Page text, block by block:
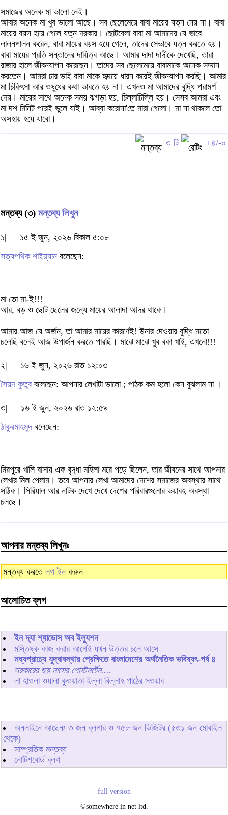
সমাজের অনেক মা ভালো নেই।
আবার অনেক মা খুব ভালো আছে। সব ছেলেমেয়ে বাবা মায়ের যত্ন নেয় না। বাবা
মায়ের বয়স হয়ে গেলে যত্ন দরকার। ছোটবেলা বাবা মা আমাদের যে ভাবে
লালনপালন করেন, বাবা মায়ের বয়স হয়ে গেলে, তাদের সেভাবে যত্ন করতে হয়।
বাবা মায়ের প্রতি সন্তানের দায়িত্ব আছে। আমার দাদা দাদীকে দেখেছি, তারা
রাজার হালে জীবনযাপন করেছেন। তাদের সব ছেলেমেয়ে বাবামাকে অনেক সম্মান
করতেন। আমরা চার ভাই বাবা মাকে হৃদয়ে ধারন করেই জীবনযাপন করছি। আমার
মা চিকিৎসা আর ওষুধের কথা ভাবতে হয় না। এখনও মা আমাদের বুদ্ধি পরামর্শ
দেয়। মায়ের সাথে অনেক সময় ঝগড়া হয়, চিল্লাচিল্লি হয়। সেসব আমরা এবং
মা দশ মিনিট পরেই ভুলে যাই। আব্বা করোনা'তে মারা গেলো। মা না থাকলে তো
অসহায় হয়ে যাবো।
৩ টি +৪/-০
মন্তব্য (৩) মন্তব্য লিখুন
১|
১৫ ই জুন, ২০২৬ বিকাল ৫:০৮
সত্যপথিক শাইয়্যান বলেছেন:
মা তো মা-ই!!!
আর, বড় ও ছোট ছেলের জন্যে মায়ের আলাদা আদর থাকে।
আমার আজ যে অর্জন, তা আমার মায়ের কারণেই! উনার দেওয়ার বুদ্ধি মতো
চলেছি বলেই আজ উপার্জন করতে পারছি। মাঝে মাঝে খুব বকা খাই, এখনো!!!
২|
১৬ ই জুন, ২০২৬ রাত ১২:০৩
সৈয়দ কুতুব বলেছেন: আপনার লেখাটা ভালো ; পাঠক কম হলো কেন বুঝলাম না ।
৩|
১৬ ই জুন, ২০২৬ রাত ১২:৫৯
ঠাকুরমাহমুদ বলেছেন:
মিরপুরে খালি বাসায় এক বৃদ্ধা মহিলা মরে পড়ে ছিলেন, তার জীবনের সাথে আপনার
লেখার মিল পেলাম। তবে আপনার লেখা আমাদের দেশের সমাজের অবস্থার সাথে
সঠিক। সিরিয়াল আর নাটক দেখে দেখে দেশের পরিবারগুলোর ভয়াবহ অবস্থা
চলছে।
আপনার মন্তব্য লিখুনঃ
মন্তব্য করতে লগ ইন করুন
আলোচিত ব্লগ
ইন দ্যা শ্যাডোস অব ইল্যুশন
মস্তিষ্ক কাজ করার আগেই যখন উত্তর চলে আসে
মধ্যপ্রাচ্যে যুদ্বাবস্থার প্রেক্ষিতে বাংলাদেশের অর্থনৈতিক ভবিষ্যৎ-পর্ব ৪
সরকারের ছয় মাসের পোস্টমর্টেম....
লা হাওলা ওয়ালা কুওয়াতা ইল্লা বিল্লাহ পাঠের সওয়াব
অনলাইনে আছেনঃ ৩ জন ব্লগার ও ৭৫৮জন ভিজিটর (৫৩১ জন মোবাইল
থেকে)
সাম্প্রতিক মন্তব্য
নোটিশবোর্ড ব্লগ
full version
©somewhere in net ltd.